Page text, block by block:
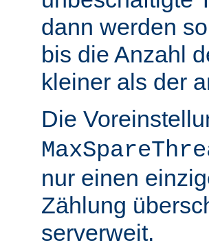
dann werden
bis die Anzahl
kleiner als der
Die
nur einen
Zählung
serverweit.